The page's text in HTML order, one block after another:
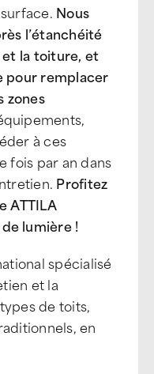
Nous
l’étanchéité
la toiture, et
pour remplacer
zones
à ces
fois par an dans
Profitez
ATTILA
lumière !
spécialisé
et la
de toits,
en